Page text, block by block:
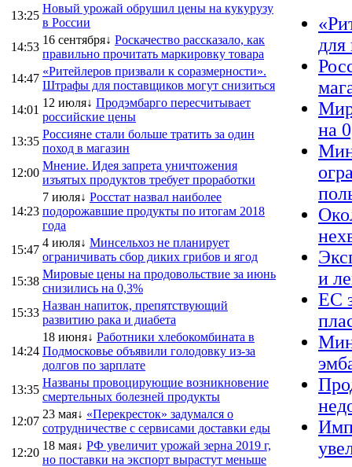
13:25
Новый урожай обрушил цены на кукурузу
в России
14:53
16 сентября↓ Роскачество рассказало, как
правильно прочитать маркировку товара
14:47
«Ритейлеров призвали к соразмерности».
Штрафы для поставщиков могут снизиться
14:01
12 июля↓ Продэмбарго пересчитывает
российские цены
13:35
Россияне стали больше тратить за один
поход в магазин
12:00
Мнение. Идея запрета уничтожения
изъятых продуктов требует проработки
14:23
7 июля↓ Росстат назвал наиболее
подорожавшие продукты по итогам 2018
года
15:47
4 июля↓ Минсельхоз не планирует
ограничивать сбор диких грибов и ягод
15:38
Мировые цены на продовольствие за июнь
снизились на 0,3%
15:33
Назван напиток, препятствующий
развитию рака и диабета
14:24
18 июня↓ Работники хлебокомбината в
Подмосковье объявили голодовку из-за
долгов по зарплате
13:35
Названы провоцирующие возникновение
смертельных болезней продукты
12:07
23 мая↓ «Перекресток» задумался о
сотрудничестве с сервисами доставки еды
12:20
18 мая↓ РФ увеличит урожай зерна 2019 г,
но поставки на экспорт вырастут меньше
для
на
и
ЕС